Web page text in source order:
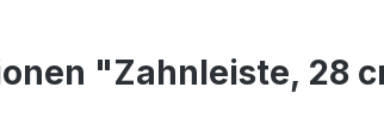
"Zahnleiste, 28